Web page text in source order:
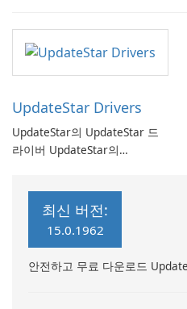
UpdateStar Drivers
UpdateStar의 UpdateStar 드
라이버 UpdateStar의
태로 유지할 수 있도록 설계된
포괄적인 드라이버 관리 소프트
웨어입니다. 160만 개 이상의
이 소프트웨어는 사용자가 하드
최신 버전:
15.0.1962
안전하고 무료 다운로드